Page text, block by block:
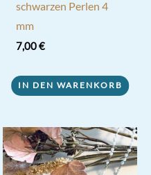
schwarzen Perlen 4
mm
7,00€
IN DEN WARENKORB